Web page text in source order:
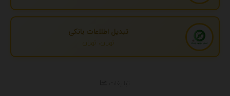
تبدیل اطلاعات بانکی
تهران، تهران